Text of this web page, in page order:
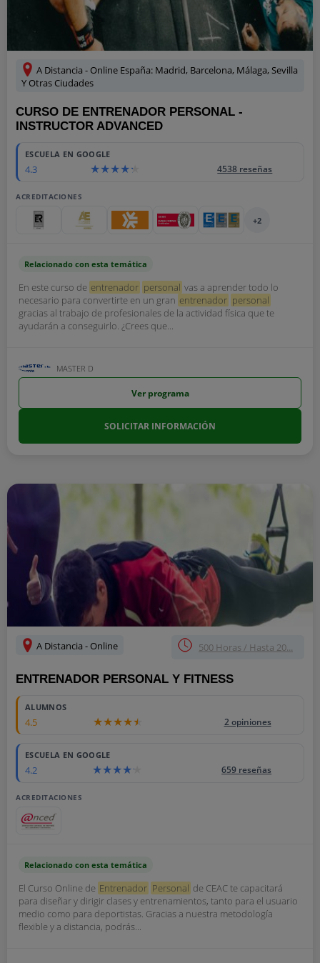
A Distancia - Online España: Madrid, Barcelona, Málaga, Sevilla
Y Otras Ciudades
CURSO DE ENTRENADOR PERSONAL -
INSTRUCTOR ADVANCED
ESCUELA EN GOOGLE
4.3 4538 reseñas
ACREDITACIONES
+2
Relacionado con esta temática
En este curso de entrenador personal vas a aprender todo lo
necesario para convertirte en un gran entrenador personal
gracias al trabajo de profesionales de la actividad física que te
ayudarán a conseguirlo. ¿Crees que...
MASTER D
Ver programa
SOLICITAR INFORMACIÓN
A Distancia - Online 500 Horas / Hasta 20...
ENTRENADOR PERSONAL Y FITNESS
ALUMNOS
4.5 2 opiniones
ESCUELA EN GOOGLE
4.2 659 reseñas
ACREDITACIONES
Relacionado con esta temática
El Curso Online de Entrenador Personal de CEAC te capacitará
para diseñar y dirigir clases y entrenamientos, tanto para el usuario
medio como para deportistas. Gracias a nuestra metodología
flexible y a distancia, podrás...